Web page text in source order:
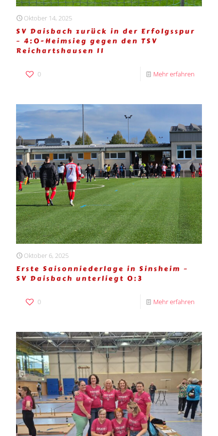
Oktober 14, 2025
SV Daisbach zurück in der Erfolgsspur
– 4:0-Heimsieg gegen den TSV
Reichartshausen II
0 Mehr erfahren
Oktober 6, 2025
Erste Saisonniederlage in Sinsheim –
SV Daisbach unterliegt 0:3
0 Mehr erfahren